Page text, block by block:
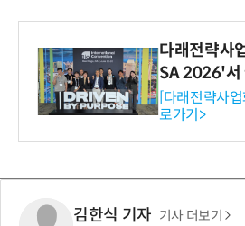
다래전략사
SA 2026'서
와의 비즈
-바이오 해외
보
[다래전략사
로가기>
김한식 기자 기사 더보기